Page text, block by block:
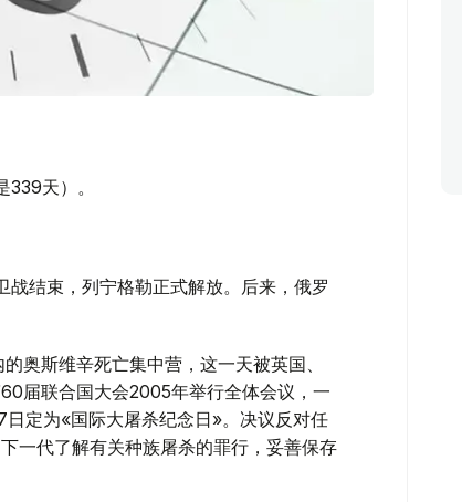
天）。
结束，列宁格勒正式解放。后来，俄罗
奥斯维辛死亡集中营，这一天被英国、
届联合国大会2005年举行全体会议，一
定为«国际大屠杀纪念日»。决议反对任
一代了解有关种族屠杀的罪行，妥善保存